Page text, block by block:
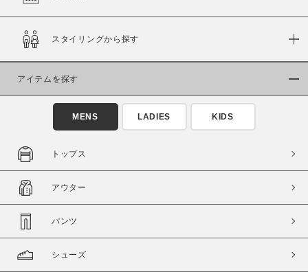
商品タイプ
通常商品
セール価格 WEB限定
在庫
在庫あり
スタイリングから探す
アイテムを探す
MENS LADIES KIDS
トップス
アウター
パンツ
シューズ